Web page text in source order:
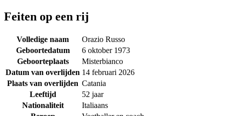
Feiten op een rij
Volledige naam
Orazio Russo
Geboortedatum
6 oktober 1973
Geboorteplaats
Misterbianco
Datum van overlijden 14 februari 2026
Plaats van overlijden Catania
Leeftijd
52 jaar
Nationaliteit
Italiaans